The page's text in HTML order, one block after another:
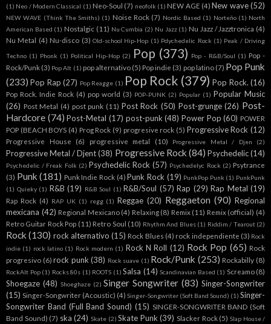
(1) Neo / Modern Classical (1) Neo-Soul (7) neofolk (1) NEW AGE (4) New wave (52)
NEW WAVE (Think The Smiths) (1) Noise Rock (7) Nordic Based (1) Norteño (1) North
American Based (1) Nostalgic (11) Nu Cumbia (2) Nu Jazz (1) Nu Jazz / Jazztronica (4)
Nu Metal (4) Nu-disco (3) Old-school Hip-Hop (1) Pdychedelic Rock (1) Peak / Driving
Techno (1) Phonk (1) Political Hip-Hop (2) Pop (373) Pop - R&B/Soul (1) Pop -
Rock/Punk (3) Pop Alt (1) pop alternativo (5) Pop indie (3) pop latino (7) Pop Punk
(233) Pop Rap (27) Pop Reagge (1) Pop Rock (379) Pop Rock. (16)
Pop Rock. Indie Rock (4) pop world (3) POP-PUNK (2) Popular (1) Popular Music
(26) Post Metal (4) post punk (11) Post Rock (50) Post-grunge (26) Post-
Hardcore (74) Post-Metal (17) post-punk (48) Power Pop (60) POWER
POP (BEACH BOYS (4) Prog Rock (9) progresive rock (5) Progressive Rock (12)
Progressive House (6) progressive metal (10) Progressive Metal / Djen (2)
Progressive Metal / Djent (38) Progressive Rock (84) Psychedelic(14)
Psychedelic / Freak Folk (2) Psychedelic Rock (57) Psychedelyc Rock (2) Psytrance
(3) Punk (181) Punk Indie Rock (4) Punk Rock (19) PunkPop Punk (1) PunkPunk
(1) Quieky (1) R&B (19) R&B Soul (1) R&B/Soul (57) Rap (29) Rap Metal (19)
Rap Rock (4) RAP UK (1) regg (1) Reggae (20) Reggaeton (90) Regional
mexicana (42) Regional Mexicano (4) Relaxing (8) Remix (11) Remix (official) (4)
Retro Guitar Rock Pop (11) Retro Soul (10) Rhythm And Blues (1) Riddim / Tearout (2)
Rock (130) rock alternativo (15) Rock Blues (4) rock independiente (3) Rock
indie (1) rock latino (1) Rock modern (1) Rock N Roll (12) Rock Pop (65) Rock
progresivo (6) rock punk (38) Rock suave (1) Rock/Punk (253) Rockabilly (8)
RockAlt Pop (1) Rocks 80s (1) ROOTS (1) Salsa (14) Scandinavian Based (1) Screamo (8)
Shoegaze (48) Shoeghaze (2) Singer Songwriter (83) Singer-Songwriter
(15) Singer-Songwriter (Acoustic) (4) Singer-Songwriter (Soft Band Sound) (1) Singer-
Songwriter Band (Full Band Sound) (15) SINGER-SONGWRITER BAND (Soft
Band Sound) (7) ska (24) Skate (2) Skate Punk (39) Slacker Rock (5) Slap House /